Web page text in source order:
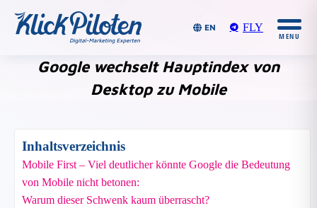
EN FLY
Google wechselt Hauptindex von
Desktop zu Mobile
Inhaltsverzeichnis
Mobile First – Viel deutlicher könnte Google die Bedeutung
von Mobile nicht betonen:
Warum dieser Schwenk kaum überrascht?